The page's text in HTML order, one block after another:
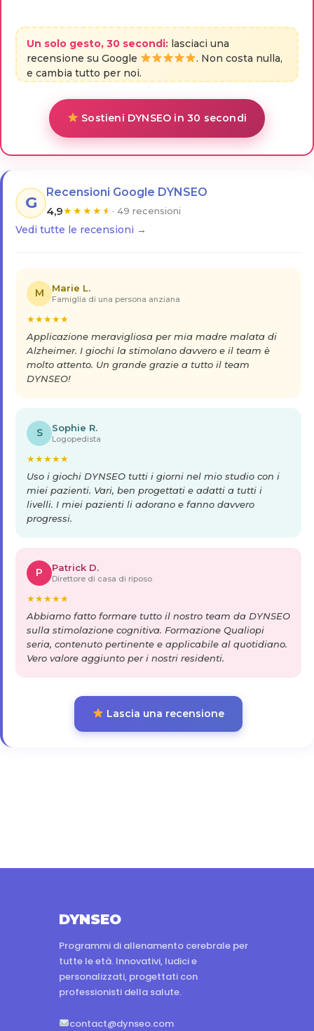
Un solo gesto, 30 secondi: lasciaci una
recensione su Google
. Non costa nulla,
e cambia tutto per noi.
Sostieni DYNSEO in 30 secondi
G
Recensioni Google DYNSEO
4,9★★★★★ · 49 recensioni
Vedi tutte le recensioni →
M Marie L.
Famiglia di una persona anziana
★★★★★
Applicazione meravigliosa per mia madre malata di
Alzheimer. I giochi la stimolano davvero e il team è
molto attento. Un grande grazie a tutto il team
DYNSEO!
S Sophie R.
Logopedista
★★★★★
Uso i giochi DYNSEO tutti i giorni nel mio studio con i
miei pazienti. Vari, ben progettati e adatti a tutti i
livelli. I miei pazienti li adorano e fanno davvero
progressi.
P Patrick D.
Direttore di casa di riposo
★★★★★
Abbiamo fatto formare tutto il nostro team da DYNSEO
sulla stimolazione cognitiva. Formazione Qualiopi
seria, contenuto pertinente e applicabile al quotidiano.
Vero valore aggiunto per i nostri residenti.
Lascia una recensione
DYNSEO
Programmi di allenamento cerebrale per
tutte le età. Innovativi, ludici e
personalizzati, progettati con
professionisti della salute.
contact@dynseo.com